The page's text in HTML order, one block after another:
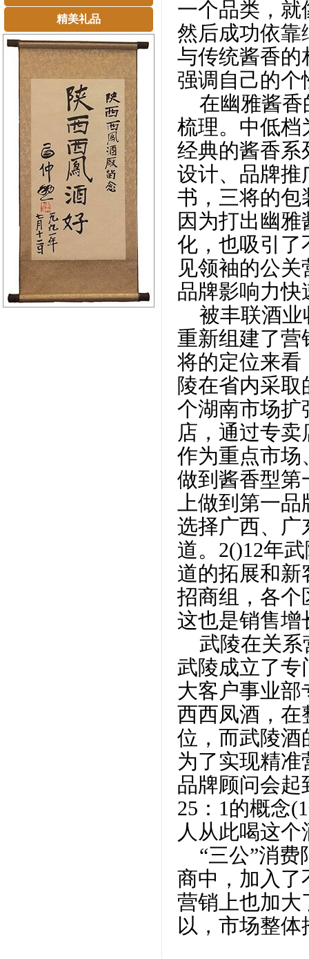
精美礼品
一个品类，
然后成功依靠
与传统酱香的
强调自己的个
在幽雅酱香
梳理。中低档
经典的酱香系
设计、品牌推
书，三将的包
因为打出幽
化，也吸引了
见领袖的公
品牌影响力快
被丰联酒业
重新组建了营
将的定位来看
陵在省内采
个湖南市场扩
店，通过专
作为重点市场
做到酱香型第
上做到第一
选择广西、广
道。2()12年
道的拓展和新
招商组，各个
这也是销售增
武陵在关系
武陵成立了专
大客户事业
西西凤酒，在
位，而武陵酒
为了实现精
品牌顾问会起
25：1的概念
人从此喝这个
“三公”消费
商中，加入了
营销上也加大
以，市场整